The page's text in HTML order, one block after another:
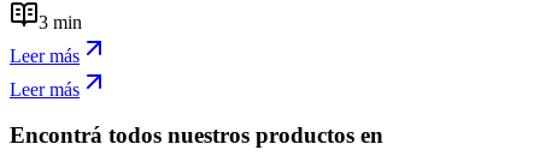
3 min
Leer más
Leer más
Encontrá todos nuestros productos en